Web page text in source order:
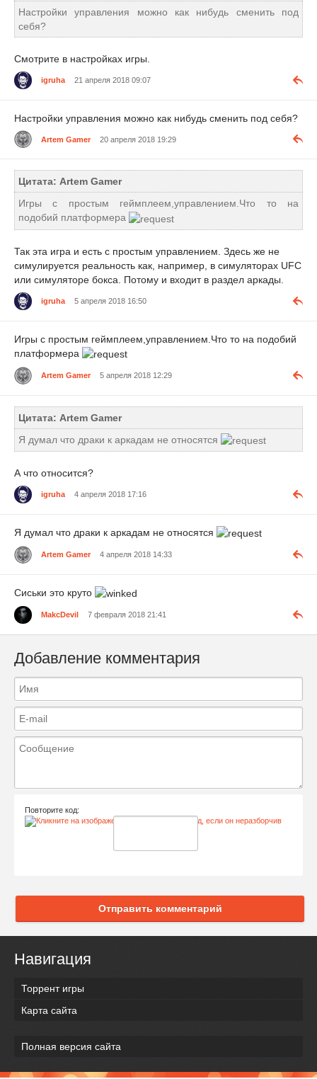
Настройки управления можно как нибудь сменить под
себя?
Смотрите в настройках игры.
igruha 21 апреля 2018 09:07
Настройки управления можно как нибудь сменить под себя?
Artem Gamer 20 апреля 2018 19:29
Цитата: Artem Gamer
Игры с простым геймплеем,управлением.Что то на
подобий платформера
Так эта игра и есть с простым управлением. Здесь же не
симулируется реальность как, например, в симуляторах UFC
или симуляторе бокса. Потому и входит в раздел аркады.
igruha 5 апреля 2018 16:50
Игры с простым геймплеем,управлением.Что то на подобий
платформера
Artem Gamer 5 апреля 2018 12:29
Цитата: Artem Gamer
Я думал что драки к аркадам не относятся
А что относится?
igruha 4 апреля 2018 17:16
Я думал что драки к аркадам не относятся
Artem Gamer 4 апреля 2018 14:33
Сиськи это круто
MakcDevil 7 февраля 2018 21:41
Добавление комментария
Повторите код:
Отправить комментарий
Навигация
Торрент игры
Карта сайта
Полная версия сайта